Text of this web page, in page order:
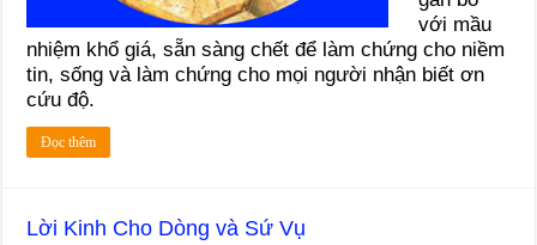
với mầu
nhiệm khổ giá, sẵn sàng chết để làm chứng cho niềm
tin, sống và làm chứng cho mọi người nhận biết ơn
cứu độ.
Đọc thêm
Lời Kinh Cho Dòng và Sứ Vụ